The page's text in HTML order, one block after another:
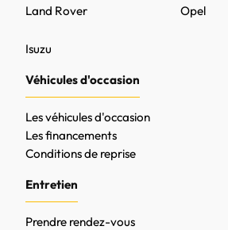
Opel
Land Rover
Isuzu
Véhicules d'occasion
Les véhicules d'occasion
Les financements
Conditions de reprise
Entretien
Prendre rendez-vous